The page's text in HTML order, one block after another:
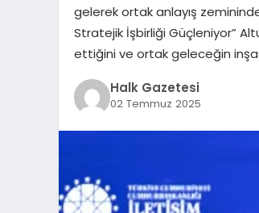
gelerek ortak anlayış
Stratejik İşbirliği Güçleniyor”
ettiğini ve ortak geleceğin
Halk Gazetesi
02 Temmuz 2025